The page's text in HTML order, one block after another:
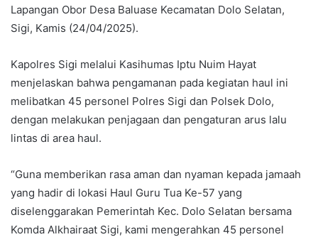
Lapangan Obor Desa Baluase Kecamatan Dolo Selatan,
Sigi, Kamis (24/04/2025).
Kapolres Sigi melalui Kasihumas Iptu Nuim Hayat
menjelaskan bahwa pengamanan pada kegiatan haul ini
melibatkan 45 personel Polres Sigi dan Polsek Dolo,
dengan melakukan penjagaan dan pengaturan arus lalu
lintas di area haul.
“Guna memberikan rasa aman dan nyaman kepada jamaah
yang hadir di lokasi Haul Guru Tua Ke-57 yang
diselenggarakan Pemerintah Kec. Dolo Selatan bersama
Komda Alkhairaat Sigi, kami mengerahkan 45 personel